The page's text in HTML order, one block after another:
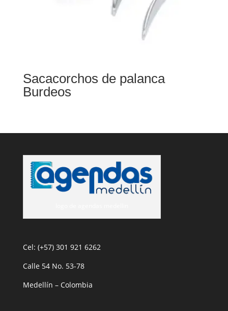
Sacacorchos de palanca
Burdeos
Cel: (+57) 301 921 6262
Calle 54 No. 53-78
Medellín – Colombia